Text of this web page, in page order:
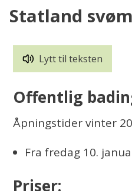
Statland
Lytt til teksten
Offentlig
Åpningstider vinter
Fra fredag 10.
Priser: